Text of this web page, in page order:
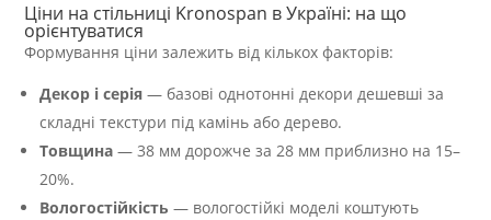
Ціни на стільниці Kronospan в Україні: на що
орієнтуватися
Формування ціни залежить від кількох факторів:
Декор і серія — базові однотонні декори дешевші за
складні текстури під камінь або дерево.
Товщина — 38 мм дорожче за 28 мм приблизно на 15–
20%.
Вологостійкість — вологостійкі моделі коштують